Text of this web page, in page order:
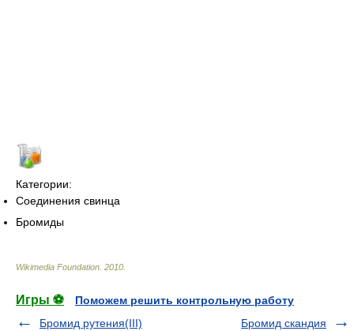
Категории:
Соединения свинца
Бромиды
Wikimedia Foundation 2010
Игры ⚽
Поможем решить контрольную работу
Бромид рутения(III)
Бромид скандия